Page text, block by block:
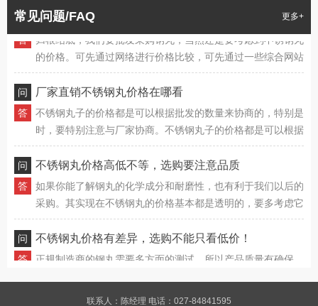
常见问题/FAQ 更多+
钢丸能为我们提供耐磨、质量有确保的不锈钢丸，其质量有确
保，性价比更高，同样能确保钢丸的重复使用不受影响，这样
也能延长其使用寿命。
网络批发采购不锈钢丸价格要多少钱
的价格。可先通过网络进行价格比较，可先通过一些综合网站
进行不锈钢丸价格确认，同规格、同质量的钢丸市场价格差异
格。
时，要特别注意与厂家协商。不锈钢丸子的价格都是可以根据
批发的数量来协商的，特别是时，要特别注意与厂家协商。不
时，要特别注意与厂家协商。
采购。其实现在不锈钢丸的价格基本都是透明的，要多考虑它
的具体质量，再比较价格。其实现在不锈钢丸的价格基本都是
量，然后再去衡量价格，这样选购到性价比高，质量有确保的
钢丸子就更方便了，也有利于后续的应用。特定的折扣情况我
哪个不锈钢丸厂家可以提供网络批发服务
联系人：陈经理 电话：027-84841595